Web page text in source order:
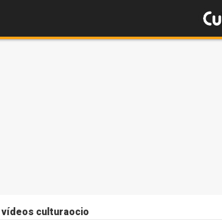
vídeos culturaocio